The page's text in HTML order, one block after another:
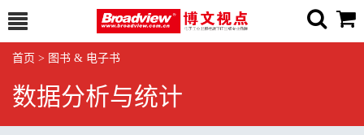
首页 > 图书 & 电子书
数据分析与统计